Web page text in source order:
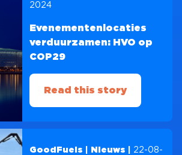
2024
Evenementenlocaties
verduurzamen: HVO op
COP29
Read this story
GoodFuels | Nieuws | 22-08-